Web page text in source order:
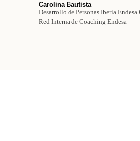
Carolina Bautista
Desarrollo de Personas Iberia
Red Interna de Coaching Endesa